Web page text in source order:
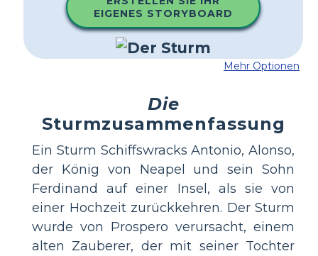
EIGENES STORYBOARD
Mehr Optionen
Die
Sturmzusammenfassung
Ein Sturm Schiffswracks Antonio, Alonso,
der König von Neapel und sein Sohn
Ferdinand auf einer Insel, als sie von
einer Hochzeit zurückkehren. Der Sturm
wurde von Prospero verursacht, einem
alten Zauberer, der mit seiner Tochter